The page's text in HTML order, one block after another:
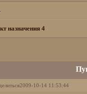
назначения 4
2009-10-14 11:53:44